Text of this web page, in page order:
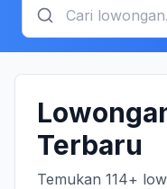
Terbaru
Temukan 114+